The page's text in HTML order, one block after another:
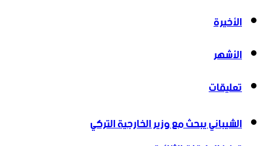
الأخيرة
الأشهر
تعليقات
الشيباني يبحث مع وزير الخارجية التركي